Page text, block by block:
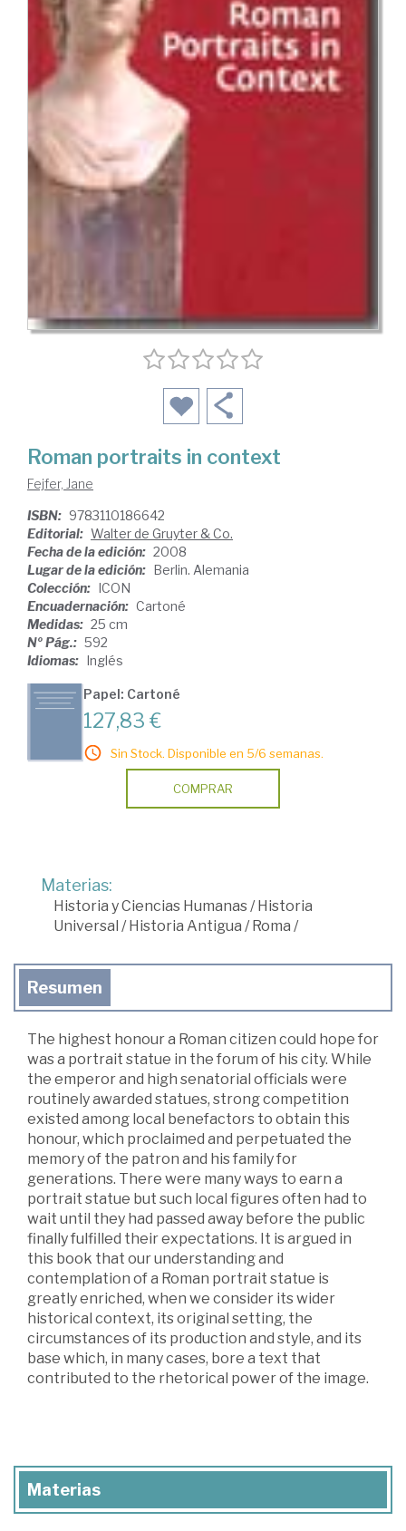
Roman portraits in context
Fejfer, Jane
ISBN: 9783110186642
Editorial: Walter de Gruyter & Co.
Fecha de la edición: 2008
Lugar de la edición: Berlin. Alemania
Colección: ICON
Encuadernación: Cartoné
Medidas: 25 cm
Nº Pág.: 592
Idiomas: Inglés
Papel: Cartoné
127,83 €
Sin Stock. Disponible en 5/6 semanas.
COMPRAR
Materias:
Historia y Ciencias Humanas/Historia
Universal /Historia Antigua /Roma /
Resumen
The highest honour a Roman citizen could hope for
was a portrait statue in the forum of his city. While
the emperor and high senatorial officials were
routinely awarded statues, strong competition
existed among local benefactors to obtain this
honour, which proclaimed and perpetuated the
memory of the patron and his family for
generations. There were many ways to earn a
portrait statue but such local figures often had to
wait until they had passed away before the public
finally fulfilled their expectations. It is argued in
this book that our understanding and
contemplation of a Roman portrait statue is
greatly enriched, when we consider its wider
historical context, its original setting, the
circumstances of its production and style, and its
base which, in many cases, bore a text that
contributed to the rhetorical power of the image.
Materias